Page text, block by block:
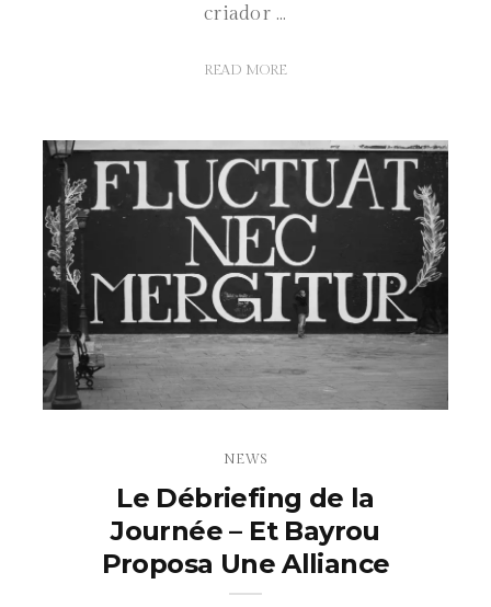
criador ...
READ MORE
NEWS
Le Débriefing de la
Journée – Et Bayrou
Proposa Une Alliance